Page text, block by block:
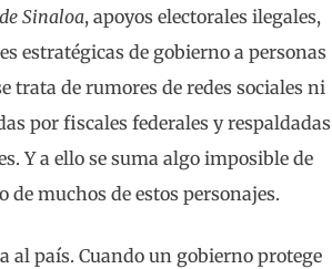
Sinaloa, apoyos electorales ilegales,
estratégicas de gobierno a personas
trata de rumores de redes sociales ni
por fiscales federales y respaldadas
Y a ello se suma algo imposible de
muchos de estos personajes.
al país. Cuando un gobierno protege